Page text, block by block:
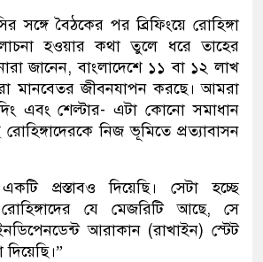
সঙ্গে বৈঠকের পর ব্রিফিংয়ে রোহিঙ্গা
হওয়ার কথা তুলে ধরে তাহের
জানেন, বাংলাদেশে ১১ বা ১২ লাখ
মানবেতর জীবনযাপন করছে। আমরা
এবং শেল্টার- এটা কোনো সমাধান
নিজ ভূমিতে প্রত্যাবাসন
প্রস্তাবও দিয়েছি। সেটা হচ্ছে
রোহিঙ্গাদের যে মেজরিটি আছে, সে
আরাকান (রাখাইন) স্টেট